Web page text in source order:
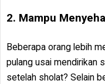
2. Mampu
Beberapa orang lebih
pulang usai mendirikan
setelah sholat? Selain